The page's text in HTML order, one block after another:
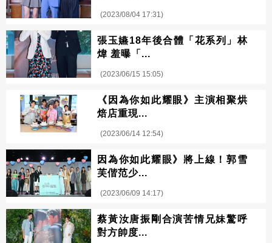
(2023/08/04 17:31)
張玉嬿18年後合體「花系列」林
煒 羞曝「...
(2023/06/15 15:05)
《因為你如此耀眼》主演相聚烘
焙店重現...
(2023/06/14 12:54)
因為你如此耀眼》將上線！郭雪
芙偕范少...
(2023/06/09 14:17)
蔡黃汝唐振剛合演苦情兄妹驚呼
對方帥度...